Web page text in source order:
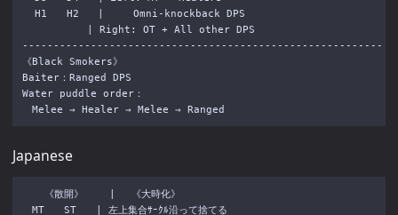
  H1　　H2   |　　　Omni-knockback DPS
| Right: OT + All other DPS
----------------------------------------------------------
《Black Smokers》
Baiter：Ranged DPS
Water puddle order：
Japanese
  　《散開》　　 | 　《大時化》
MT　　ST　　| 左上集合ｻｰｸﾙ沿って捨てる